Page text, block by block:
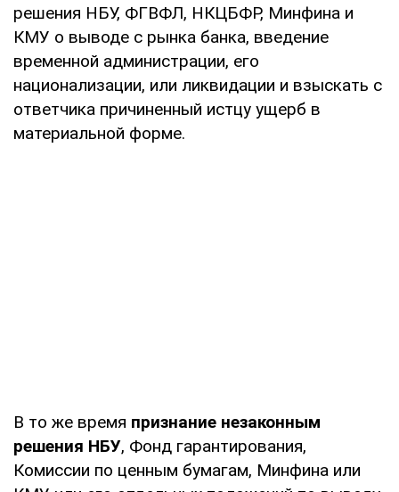
решения НБУ, ФГВФЛ, НКЦБФР, Минфина и
КМУ о выводе с рынка банка, введение
временной администрации, его
национализации, или ликвидации и взыскать с
ответчика причиненный истцу ущерб в
материальной форме.
В то же время признание незаконным
решения НБУ, Фонд гарантирования,
Комиссии по ценным бумагам, Минфина или